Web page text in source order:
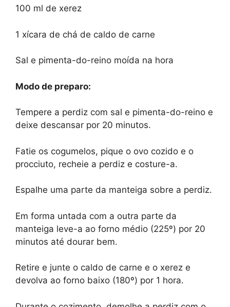
100 ml de xerez
1 xícara de chá de caldo de carne
Sal e pimenta-do-reino moída na hora
Modo de preparo:
Tempere a perdiz com sal e pimenta-do-reino e
deixe descansar por 20 minutos.
Fatie os cogumelos, pique o ovo cozido e o
procciuto, recheie a perdiz e costure-a.
Espalhe uma parte da manteiga sobre a perdiz.
Em forma untada com a outra parte da
manteiga leve-a ao forno médio (225º) por 20
minutos até dourar bem.
Retire e junte o caldo de carne e o xerez e
devolva ao forno baixo (180º) por 1 hora.